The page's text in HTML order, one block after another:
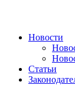
Новости
Статьи